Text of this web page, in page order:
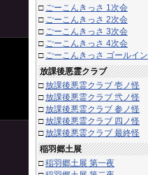
□ ごーこんきっさ 1次会
□ ごーこんきっさ 2次会
□ ごーこんきっさ 3次会
□ ごーこんきっさ 4次会
□ ごーこんきっさ ゴールイン
放課後悪霊クラブ
□放課後悪霊クラブ 壱ノ怪
□放課後悪霊クラブ 弐ノ怪
□放課後悪霊クラブ 参ノ怪
□放課後悪霊クラブ 四ノ怪
□放課後悪霊クラブ 最終怪
稲羽郷土展
□稲羽郷土展 第一夜